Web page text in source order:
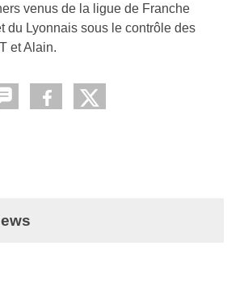
venus de la ligue de Franche
du Lyonnais sous le contrôle des
et Alain.